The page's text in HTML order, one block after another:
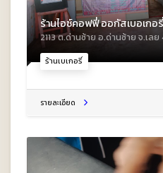
ร้านเบเกอรี่
ร้านไอซ์คอฟฟี่ ออกัสเบอเกอรี่
2113 ต.ด่านซ้าย อ.ด่านซ้าย จ.เลย
รายละเอียด